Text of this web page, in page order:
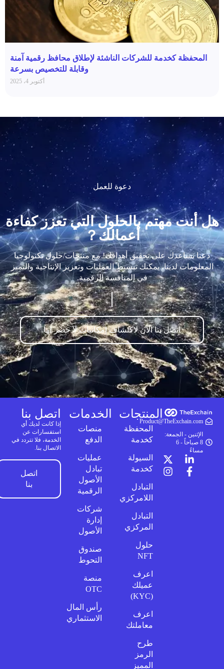
المحفظة كخدمة للشركات الناشئة لإطلاق محافظ رقمية آمنة
وقابلة للتخصيص بسرعة
أكتوبر 4، 2025
دعوة للعمل
هل أنت مهتم بالحلول التي تعزز كفاءة
أعمالك？
دعنا نساعدك على تحقيق أهدافك! مع منتجات/حلول تكنولوجيا
المعلومات لدينا، يمكنك تبسيط العمليات وتعزيز الإنتاجية والتميز
في المنافسة الرقمية.
اتصل بنا الآن لاكتشاف إمكانيات لا حصر لها
Product@TheExchain.com
الإثنين - الجمعة:
8 صباحاً - 6
مساءً
المنتجات
المحفظة
كخدمة
السيولة
كخدمة
التبادل
اللامركزي
التبادل
المركزي
حلول
NFT
اعرف
عميلك
اعرف
معاملتك
طرح
الرمز
المميز
الخدمات
منصات
الدفع
عمليات
تبادل
الأصول
الرقمية
شركات
إدارة
الأصول
صندوق
التحوط
منصة
OTC
رأس المال
الاستثماري
اتصل بنا
إذا كانت لديك أي
استفسارات عن
الخدمة، فلا تتردد في
الاتصال بنا.
اتصل
بنا